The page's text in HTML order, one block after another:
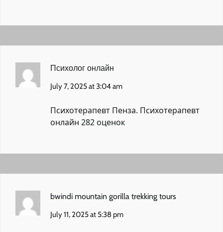
Психолог онлайн
July 7, 2025 at 3:04 am
Психотерапевт Пенза. Психотерапевт
онлайн 282 оценок
bwindi mountain gorilla trekking tours
July 11, 2025 at 5:38 pm